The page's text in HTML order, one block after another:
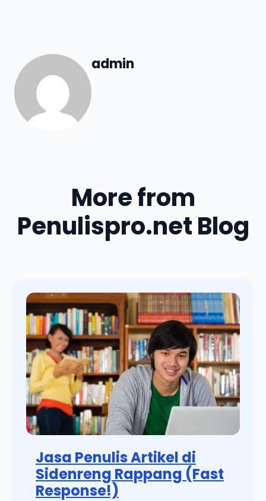
admin
More from
Penulispro.net Blog
Jasa Penulis Artikel di
Sidenreng Rappang (Fast
Response!)